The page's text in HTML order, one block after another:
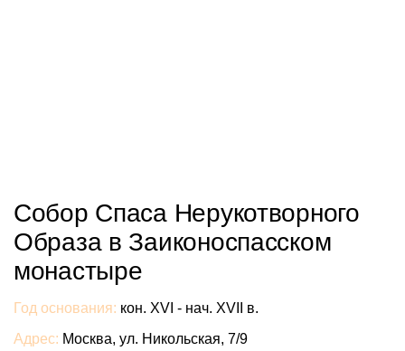
Собор Спаса Нерукотворного
Образа в Заиконоспасском
монастыре
Год основания: кон. XVI - нач. XVII в.
Адрес: Москва, ул. Никольская, 7/9